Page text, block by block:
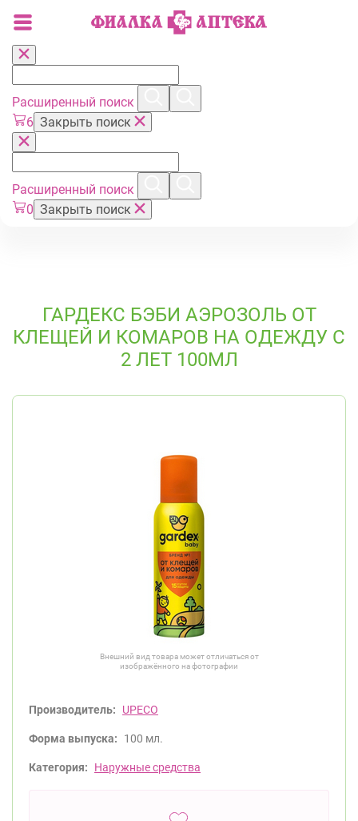
Расширенный поиск
6 Закрыть поиск
Расширенный поиск
0 Закрыть поиск
ГАРДЕКС БЭБИ АЭРОЗОЛЬ ОТ
КЛЕЩЕЙ И КОМАРОВ НА ОДЕЖДУ С
2 ЛЕТ 100МЛ
Внешний вид товара может отличаться от
изображённого на фотографии
Производитель: UPECO
Форма выпуска: 100 мл.
Категория: Наружные средства